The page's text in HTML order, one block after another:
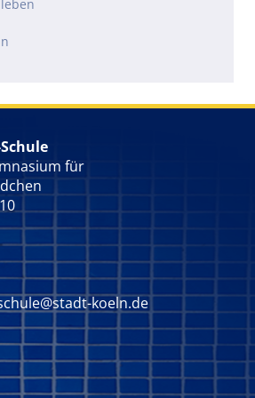
für
koeln.de